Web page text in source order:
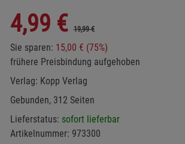
4,99 € 19,99 €
Sie sparen: 15,00 € (75%)
frühere Preisbindung aufgehoben
Verlag: Kopp Verlag
Gebunden, 312 Seiten
Lieferstatus: sofort lieferbar
Artikelnummer: 973300